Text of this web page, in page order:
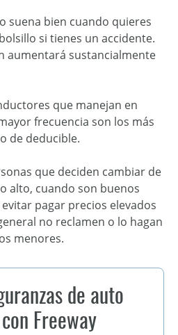
suena bien cuando quieres
si tienes un accidente.
aumentará sustancialmente
que manejan en
frecuencia son los más
de deducible.
que deciden cambiar de
alto, cuando son buenos
pagar precios elevados
no reclamen o lo hagan
menores.
de auto
Freeway